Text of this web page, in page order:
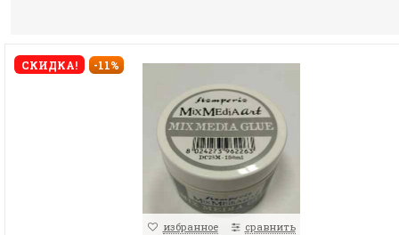
СКИДКА! -11%
избранное сравнить